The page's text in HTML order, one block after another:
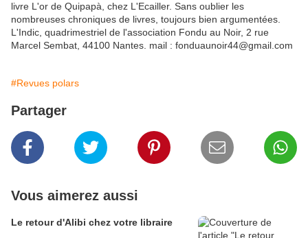
livre L'or de Quipapà, chez L'Ecailler. Sans oublier les
nombreuses chroniques de livres, toujours bien argumentées.
L'Indic, quadrimestriel de l'association Fondu au Noir, 2 rue
Marcel Sembat, 44100 Nantes. mail : fonduaunoir44@gmail.com
#Revues polars
Partager
Vous aimerez aussi
Le retour d'Alibi chez votre libraire